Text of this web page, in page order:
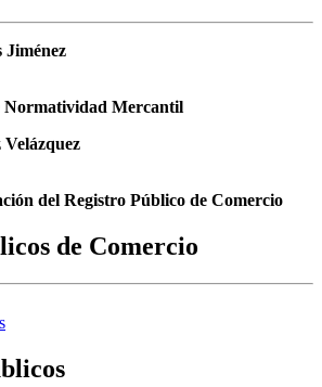
Normatividad Mercantil
del Registro Público de Comercio
de Comercio